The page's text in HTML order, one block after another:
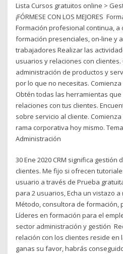
Lista Cursos gratuitos online >
¡FÓRMESE CON LOS MEJORES
Formación profesional continua, a
formación presenciales, on-line y
trabajadores Realizar las
usuarios y relaciones con clientes.
administración de productos y
por lo que no necesitas. Comienza
Obtén todas las herramientas
relaciones con tus clientes.
sobre servicio al cliente.
rama corporativa hoy mismo.
Administración
30 Ene 2020 CRM significa gestión
clientes. Me fijo si ofrecen
usuario a través de Prueba
para 2 usuarios, Echa un vistazo a
Método, consultora de formación,
Líderes en formación para el
sector administración y gestión
relación con los clientes reside en
ganas su favor, habrás